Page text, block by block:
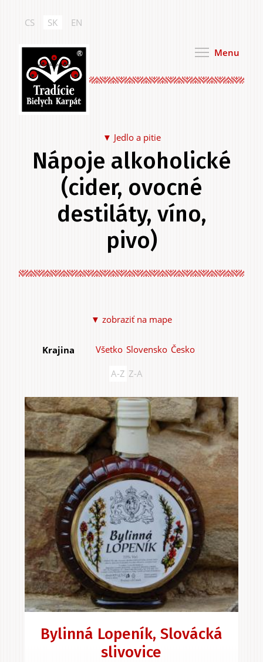
obsah
Tradície Bielych Karpát
Menu
CS SK EN
Jedlo a pitie
Jedlo a pitie
Do záhrady a sadu
Služby
Zážitky
a agroturistika
Nápoje alkoholické
(cider, ovocné
destiláty, víno,
pivo)
▼ zobraziť na mape
Krajina Všetko Slovensko Česko
A-Z Z-A
Bylinná Lopeník, Slovácká
slivovice